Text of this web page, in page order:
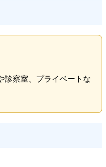
診察室、プライベートな